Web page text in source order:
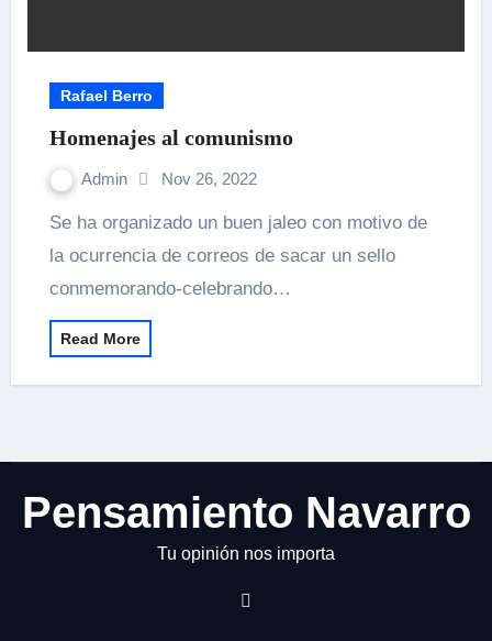
Rafael Berro
Homenajes al comunismo
Admin Nov 26, 2022
Se ha organizado un buen jaleo con motivo de
la ocurrencia de correos de sacar un sello
conmemorando-celebrando…
Read More
Pensamiento Navarro
Tu opinión nos importa